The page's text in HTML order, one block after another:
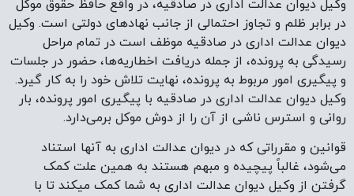
کنید. وکیل دیوان عدالت اداری در صادقیه با آشنایی کامل به
رویه‌های دیوان، از اتلاف وقت و هزینه موکل در مراحل غیرضروری
جلوگیری می‌کند.
وکیل ثبتی در صادقیه
از جمله اقدامات مهم وکیل ثبتی در صادقیه، پرونده‌های مربوط
به املاک مشاع میباشد و در صورت بروز اختلاف بین شرکا،
می‌توان با طرح دعوای افراز و تقسیم، نسبت به جداسازی سهم
هر یک اقدام کرد و وکیل ثبتی در صادقیه با مشاوره خود به
آن‌ها کمک میکند تا مشکل خود را بهتر حل کنند.